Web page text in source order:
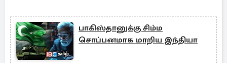
பாகிஸ்தானுக்கு சிம்ம
சொப்பனமாக மாறிய இந்தியா